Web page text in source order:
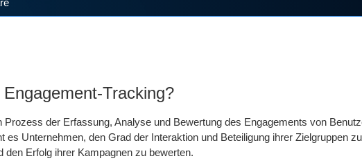
Tracking?
der Erfassung, Analyse und Bewertung des Engagements von
es Unternehmen, den Grad der Interaktion und Beteiligung ihrer Zielgruppen
Erfolg ihrer Kampagnen zu bewerten.